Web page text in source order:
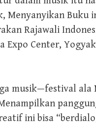
Menyanyikan Buku
Rajawali
Expo Center,
musik—festival
ini bisa